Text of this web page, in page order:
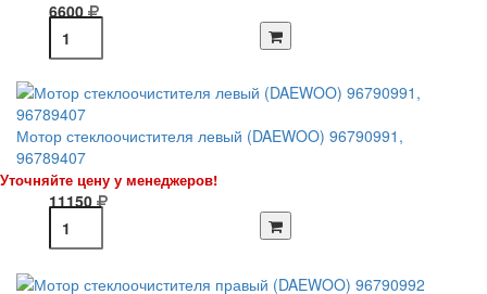
6600
Мотор стеклоочистителя левый (DAEWOO) 96790991,
96789407
Уточняйте цену у менеджеров!
11150